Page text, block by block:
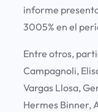
informe
3005% en el
Entre otros,
Campagnoli,
Vargas Llosa,
Hermes Binner,